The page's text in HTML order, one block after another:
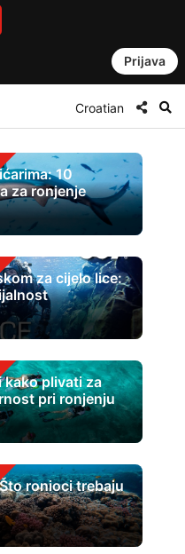
Prijava
Croatian
10
za ronjenje
za cijelo lice:
kako plivati ​​za
pri ronjenju
ronioci trebaju